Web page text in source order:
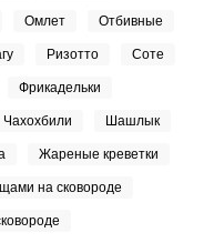
Омлет Отбивные
Ризотто Соте
Фрикадельки
Чахохбили Шашлык
Жареные креветки
на сковороде